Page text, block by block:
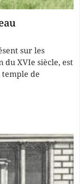
sur les
XVIe siècle, est
de